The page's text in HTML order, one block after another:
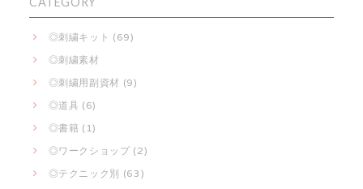
◎刺繍キット (69)
◎刺繍素材
◎刺繍用副資材 (9)
◎道具 (6)
◎書籍 (1)
◎ワークショップ (2)
◎テクニック別 (63)